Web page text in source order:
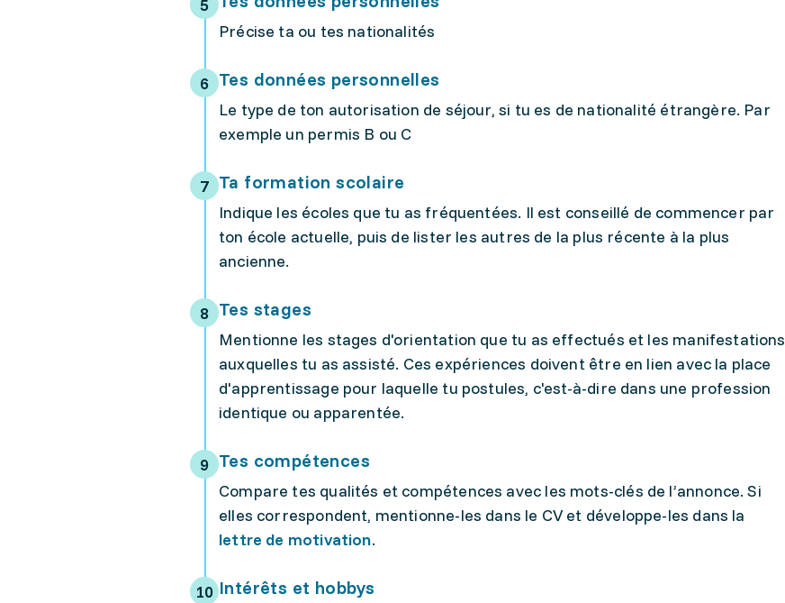
Précise ta ou tes nationalités
Tes données personnelles
Le type de ton autorisation de séjour, si tu es de nationalité étrangère. Par
exemple un permis B ou C
Ta formation scolaire
Indique les écoles que tu as fréquentées. Il est conseillé de commencer par
ton école actuelle, puis de lister les autres de la plus récente à la plus
ancienne.
Tes stages
Mentionne les stages d'orientation que tu as effectués et les manifestations
auxquelles tu as assisté. Ces expériences doivent être en lien avec la place
d'apprentissage pour laquelle tu postules, c'est-à-dire dans une profession
identique ou apparentée.
Tes compétences
Compare tes qualités et compétences avec les mots-clés de l’annonce. Si
elles correspondent, mentionne-les dans le CV et développe-les dans la
lettre de motivation.
Intérêts et hobbys